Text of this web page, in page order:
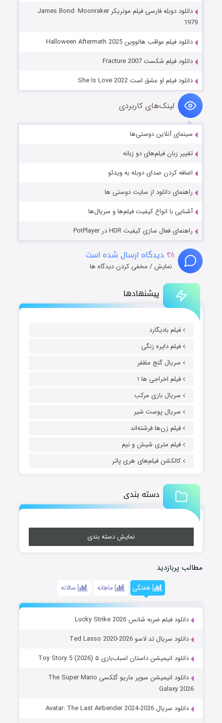
پیشنهادها
فیلم بادیگارد
فیلم دایره زنگی
سریال گنج مظفر
فیلم اخراجی ها ۱
سریال بازی مرکب
سریال پوست شیر
فیلم زن‌ها فرشته‌اند
فیلم متری شیش و نیم
کالکشن فیلم‌های هری پاتر
دسته بندی
نمایش دسته بندی
مطالب پربازدید
هفتگی ماهانه سالانه
دانلود فیلم ضربه شانس Lucky Strike 2026
دانلود سریال تد لاسو Ted Lasso 2020-2026
دانلود انیمیشن داستان اسباب‌بازی ۵ Toy Story 5 (2026)
دانلود انیمیشن سوپر ماریو گلکسی The Super Mario
Galaxy 2026
دانلود سریال Avatar: The Last Airbender 2024-2026
دانلود دوبله فارسی فیلم مونریکر James Bond: Moonraker
1979
دانلود فیلم عواقب هالووین Halloween Aftermath 2025
دانلود فیلم شکست Fracture 2007
دانلود فیلم او عشق است She Is Love 2022
لینک‌های کاربردی
سینمای آنلاین دوستی‌ها
تغییر زبان فیلم‌های دو زبانه
اضافه کردن صدای دوبله به ویدئو
راهنمای دانلود از سایت دوستی ها
آشنایی با انواع کیفیت فیلم‌ها و سریال‌ها
راهنمای فعال سازی کیفیت HDR در PotPlayer
۴۸ دیدگاه ارسال شده است
نمایش / مخفی کردن دیدگاه ها